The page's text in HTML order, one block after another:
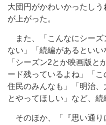
大団円がかわいかったし
が上がった。
また、「こんなにシーズ
ない」「続編があるといい
「シーズン2とか映画版と
ード残っているよね」「こ
住民のみんなも」「明治
とやってほしい」など、続
そのほか、「『思い通り